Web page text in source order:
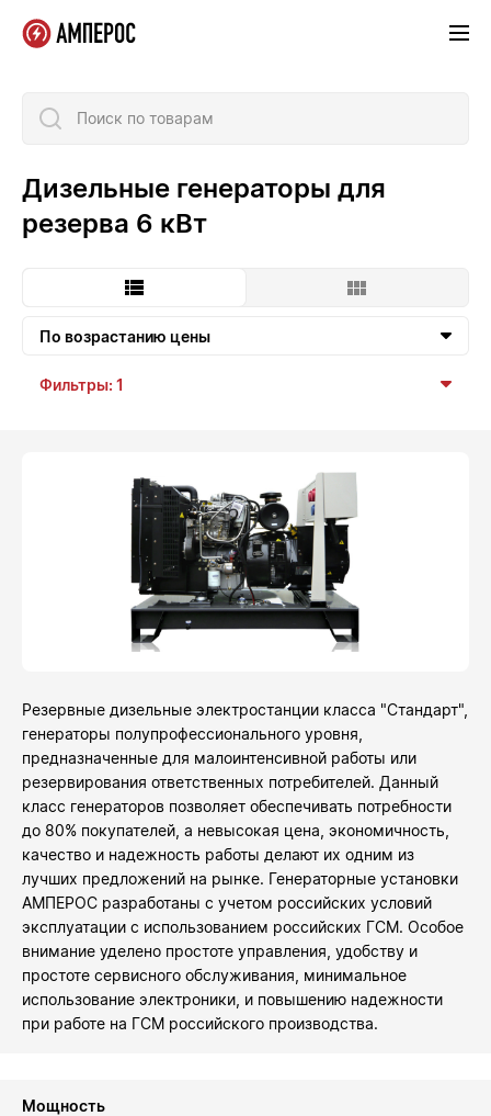
Поиск по товарам
Дизельные генераторы для
резерва 6 кВт
По возрастанию цены
Фильтры: 1
Резервные дизельные электростанции класса "Стандарт",
генераторы полупрофессионального уровня,
предназначенные для малоинтенсивной работы или
резервирования ответственных потребителей. Данный
класс генераторов позволяет обеспечивать потребности
до 80% покупателей, а невысокая цена, экономичность,
качество и надежность работы делают их одним из
лучших предложений на рынке. Генераторные установки
АМПЕРОС разработаны с учетом российских условий
эксплуатации с использованием российских ГСМ. Особое
внимание уделено простоте управления, удобству и
простоте сервисного обслуживания, минимальное
использование электроники, и повышению надежности
при работе на ГСМ российского производства.
Мощность